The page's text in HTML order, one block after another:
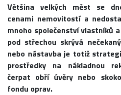
Většina velkých měst se
cenami nemovitostí a
mnoho společenství vlastníků
pod střechou skrývá
nebo nástavba je totiž
prostředky na nákladnou
čerpat obří úvěry nebo
fondu oprav.